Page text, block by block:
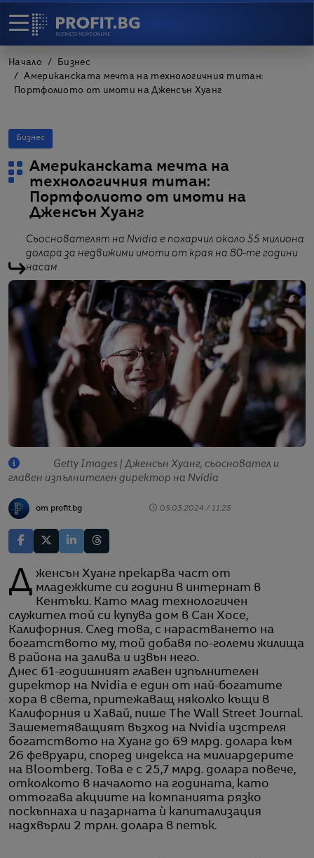
Начало
Бизнес
Американската мечта на технологичния титан:
Портфолиото от имоти на Дженсън Хуанг
Бизнес
Американската мечта на
технологичния титан:
Портфолиото от имоти на
Дженсън Хуанг
Съоснователят на Nvidia е похарчил около 55 милиона
долара за недвижими имоти от края на 80-те години
насам
Getty Images | Дженсън Хуанг, съосновател и
главен изпълнителен директор на Nvidia
от profit.bg 05.03.2024 / 11:25
Дженсън Хуанг прекарва част от младежките си години в интернат в
Кентъки. Като млад технологичен
служител той си купува дом в Сан Хосе,
Калифорния. След това, с нарастването на
богатството му, той добавя по-големи жилища
в района на залива и извън него.
Днес 61-годишният главен изпълнителен
директор на Nvidia е един от най-богатите
хора в света, притежаващ няколко къщи в
Калифорния и Хавай, пише The Wall Street Journal.
Зашеметяващият възход на Nvidia изстреля
богатството на Хуанг до 69 млрд. долара към
26 февруари, според индекса на милиардерите
на Bloomberg. Това е с 25,7 млрд. долара повече,
отколкото в началото на годината, като
оттогава акциите на компанията рязко
поскъпнаха и пазарната ѝ капитализация
надхвърли 2 трлн. долара в петък.